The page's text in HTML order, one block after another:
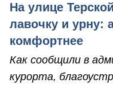
На улице
лавочку и урну:
комфортнее
Как сообщили в
курорта,